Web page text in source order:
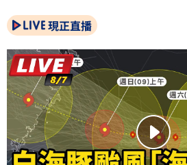
現正直播